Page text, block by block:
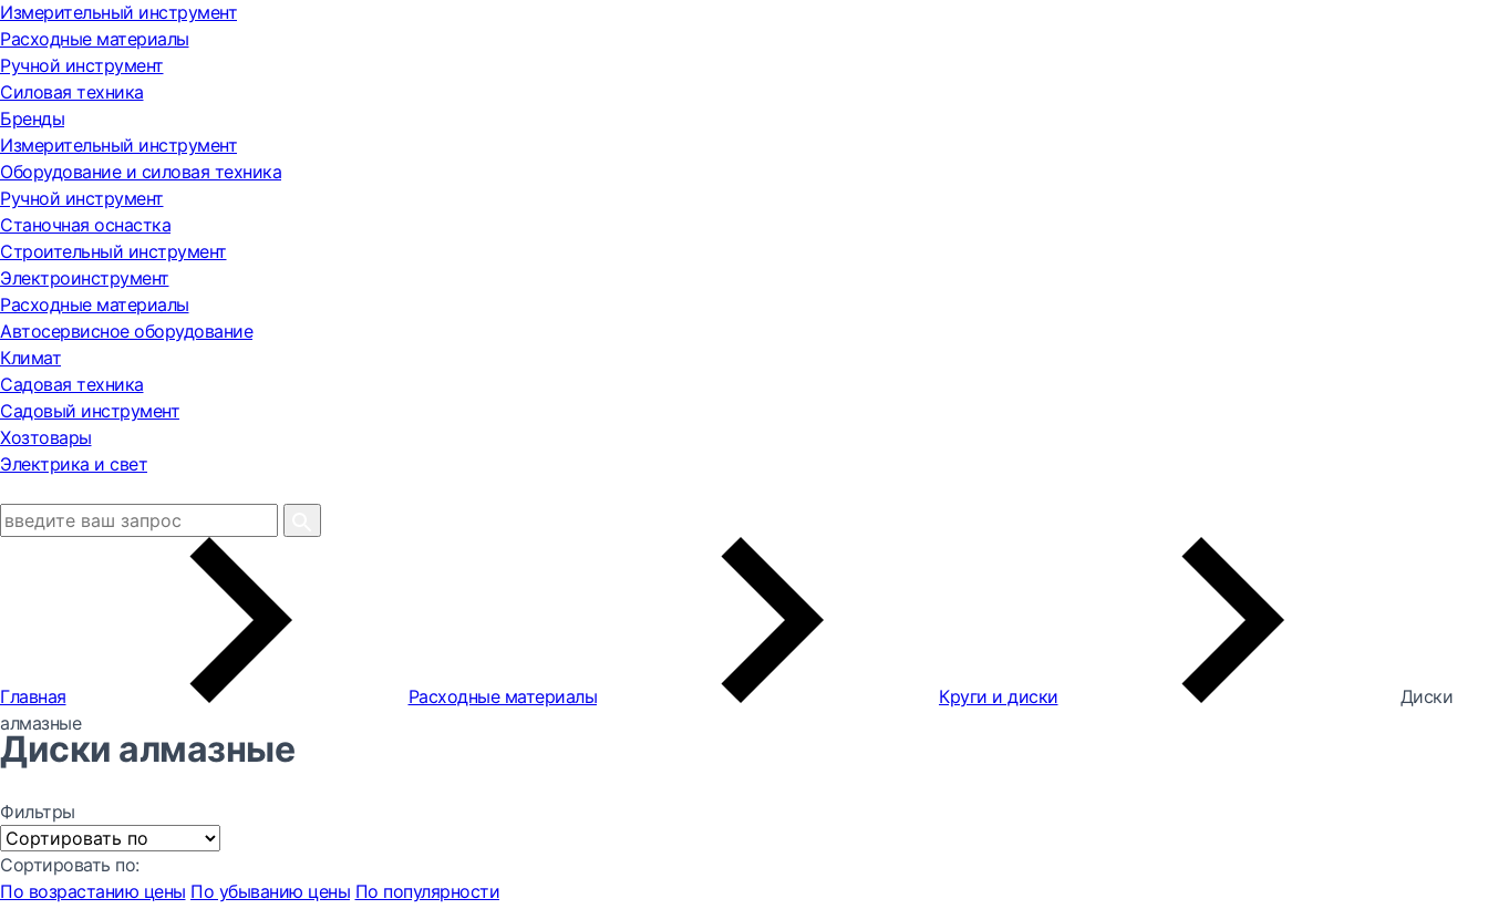
Измерительный инструмент
Расходные материалы
Ручной инструмент
Силовая техника
Бренды
Измерительный инструмент
Оборудование и силовая техника
Ручной инструмент
Станочная оснастка
Строительный инструмент
Электроинструмент
Расходные материалы
Автосервисное оборудование
Климат
Садовая техника
Садовый инструмент
Хозтовары
Электрика и свет
Главная Расходные материалы Круги и диски
Диски
алмазные
Диски алмазные
Фильтры
Сортировать по:
По возрастанию цены По убыванию цены По популярности